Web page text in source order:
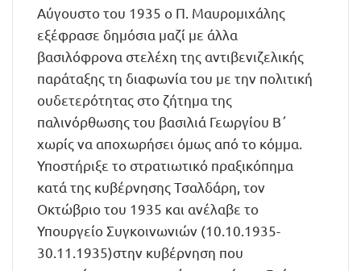
Αύγουστο του 1935 ο Π. Μαυρομιχάλης
εξέφρασε δημόσια μαζί με άλλα
βασιλόφρονα στελέχη της αντιβενιζελικής
παράταξης τη διαφωνία του με την πολιτική
ουδετερότητας στο ζήτημα της
παλινόρθωσης του βασιλιά Γεωργίου Β΄
χωρίς να αποχωρήσει όμως από το κόμμα.
Υποστήριξε το στρατιωτικό πραξικόπημα
κατά της κυβέρνησης Τσαλδάρη, τον
Οκτώβριο του 1935 και ανέλαβε το
Υπουργείο Συγκοινωνιών (10.10.1935-
30.11.1935)στην κυβέρνηση που